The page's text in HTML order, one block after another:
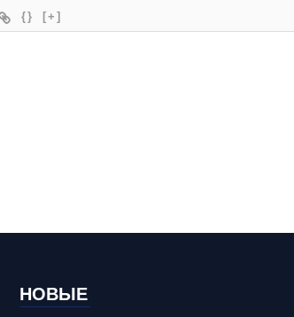
{} [+]
НОВЫЕ